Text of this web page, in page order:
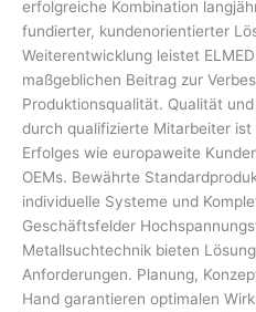
erfolgreiche Kombination
fundierter, kundenorientierter
Weiterentwicklung leistet
maßgeblichen Beitrag zur
Produktionsqualität. Qualität
durch qualifizierte Mitarbeiter
Erfolges wie europaweite
OEMs. Bewährte
individuelle Systeme und
Geschäftsfelder
Metallsuchtechnik bieten
Anforderungen. Planung,
Hand garantieren optimalen